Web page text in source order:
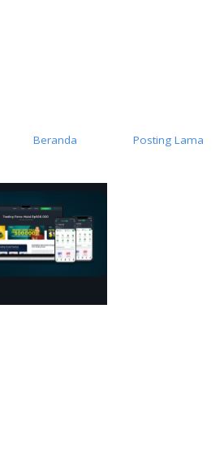
Posting Lama
Beranda